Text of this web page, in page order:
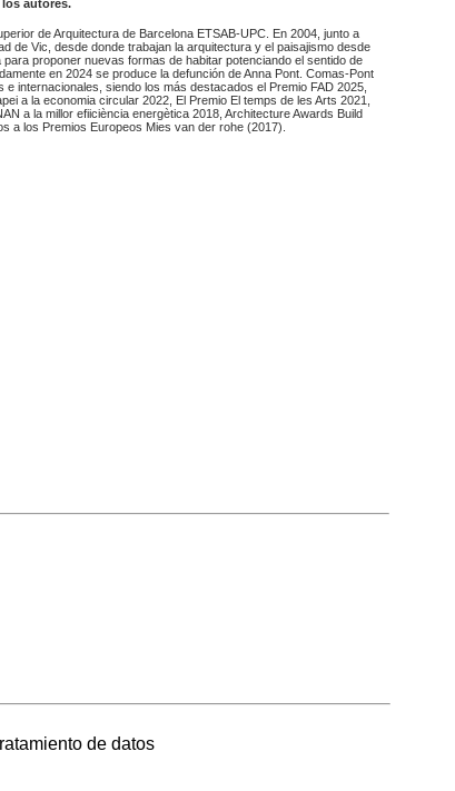
los autores.
de Arquitectura de Barcelona ETSAB-UPC. En 2004, junto a
de Vic, desde donde trabajan la arquitectura y el paisajismo desde
proponer nuevas formas de habitar potenciando el sentido de
en 2024 se produce la defunción de Anna Pont. Comas-Pont
internacionales, siendo los más destacados el Premio FAD 2025,
a la economia circular 2022, El Premio El temps de les Arts 2021,
a la millor efiiciència energètica 2018, Architecture Awards Build
a los Premios Europeos Mies van der rohe (2017).
de datos